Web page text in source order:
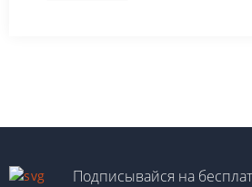
Подписывайся на